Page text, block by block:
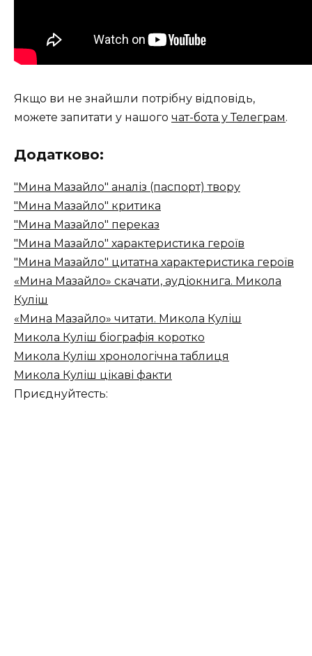
Якщо ви не знайшли потрібну відповідь,
можете запитати у нашого чат-бота у Телеграм.
Додатково:
"Мина Мазайло" аналіз (паспорт) твору
"Мина Мазайло" критика
"Мина Мазайло" переказ
"Мина Мазайло" характеристика героїв
"Мина Мазайло" цитатна характеристика героїв
«Мина Мазайло» скачати, аудіокнига. Микола
Куліш
«Мина Мазайло» читати. Микола Куліш
Микола Куліш біографія коротко
Микола Куліш хронологічна таблиця
Микола Куліш цікаві факти
Приєднуйтесть: